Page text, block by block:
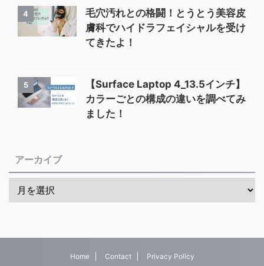
4
毛穴汚れとの格闘！とうとう美容皮
膚科でハイドラフェイシャルを受け
てきたよ！
5
【Surface Laptop 4_13.5インチ】
カラーごとの構成の違いを調べてみ
ました！
アーカイブ
Home Contact Privacy Policy